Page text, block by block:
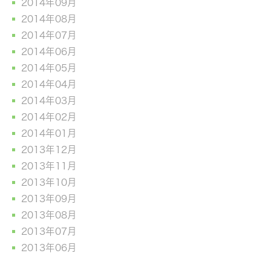
2014年09月
2014年08月
2014年07月
2014年06月
2014年05月
2014年04月
2014年03月
2014年02月
2014年01月
2013年12月
2013年11月
2013年10月
2013年09月
2013年08月
2013年07月
2013年06月